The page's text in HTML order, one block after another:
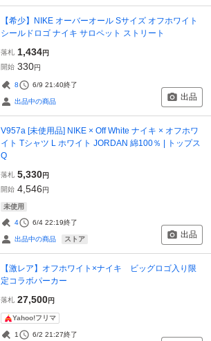
【希少】NIKE オーバーオール Sサイズ オフホワイト
シールドロゴ ナイキ サロペット ストリート
落札 1,434円
開始 330円
8 6/9 21:40終了
出品中の商品 出品
V957a [未使用品] NIKE × Off White ナイキ × オフホワ
イト Tシャツ L ホワイト JORDAN 綿100％ | トップス
Q
落札 5,330円
開始 4,546円
未使用
4 6/4 22:19終了
出品中の商品 ストア 出品
【激レア】オフホワイト×ナイキ ビッグロゴ入り限
定コラボパーカー
落札 27,500円
Yahoo!フリマ
1 6/2 21:27終了